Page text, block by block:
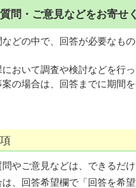
問・ご意見などをお寄せ
どの中で、回答が必要なも
おいて調査や検討などを行
の場合は、回答までに期間
やご意見などは、できるだ
、回答希望欄で「回答を希